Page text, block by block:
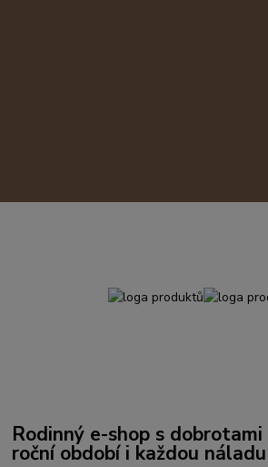
Rodinný e-shop s
roční období i každou náladu